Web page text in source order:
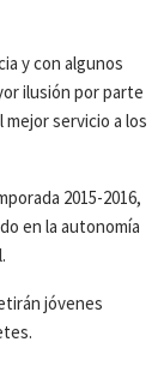
y con algunos
ilusión por parte
servicio a los
2015-2016,
en la autonomía
jóvenes